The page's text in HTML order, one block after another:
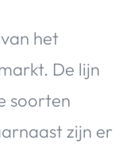
het
De lijn
soorten
zijn er